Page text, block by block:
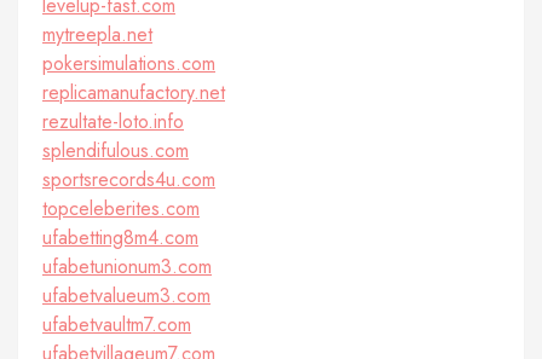
mytreepla.net
pokersimulations.com
replicamanufactory.net
rezultate-loto.info
splendifulous.com
sportsrecords4u.com
topceleberites.com
ufabetting8m4.com
ufabetunionum3.com
ufabetvalueum3.com
ufabetvaultm7.com